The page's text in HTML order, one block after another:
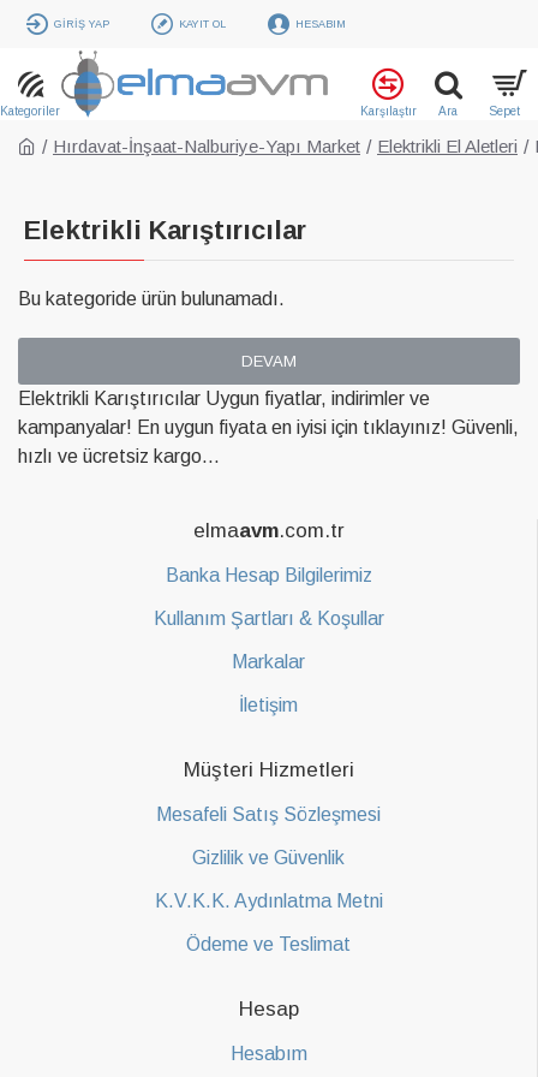
GIRIŞ YAP KAYIT OL HESABIM
Hırdavat-İnşaat-Nalburiye-Yapı Market Elektrikli El Aletleri
Elektrikli Karıştırıcılar
Elektrikli Karıştırıcılar Uygun fiyatlar, indirimler ve
kampanyalar! En uygun fiyata en iyisi için tıklayınız! Güvenli,
hızlı ve ücretsiz kargo...
Bu kategoride ürün bulunamadı.
DEVAM
elmaavm.com.tr
Banka Hesap Bilgilerimiz
Kullanım Şartları & Koşullar
Markalar
İletişim
Müşteri Hizmetleri
Mesafeli Satış Sözleşmesi
Gizlilik ve Güvenlik
K.V.K.K. Aydınlatma Metni
Ödeme ve Teslimat
Hesap
Hesabım